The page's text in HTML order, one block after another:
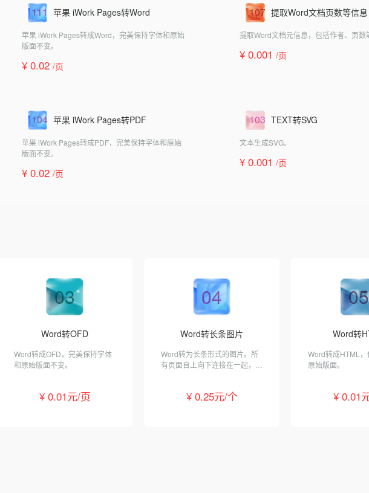
111 苹果 iWork Pages转Word
苹果 iWork Pages转成Word，完美保持字体和原始
版面不变。
¥ 0.02 /页
107 提取Word文档页数等信息
提取Word文档元信息，包括作者、页数
¥ 0.001 /页
104 苹果 iWork Pages转PDF
苹果 iWork Pages转成PDF，完美保持字体和原始
版面不变。
¥ 0.02 /页
103 TEXT转SVG
文本生成SVG。
¥ 0.001 /页
03
Word转OFD
Word转成OFD，完美保持字体
和原始版面不变。
¥ 0.01元/页
04
Word转长条图片
Word转为长条形式的图片。所
有页面自上向下连接在一起，可
¥ 0.25元/个
05
Word转
Word转成HTML
原始版面。
¥ 0.01